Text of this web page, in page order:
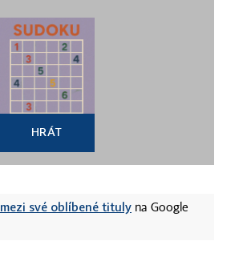
HRÁT
mezi své oblíbené tituly na Google